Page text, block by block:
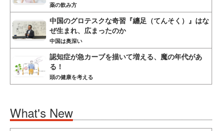
薬の飲み方
中国のグロテスクな奇習『纏足（てんそく）』はな
ぜ生まれ、広まったのか
中国は奥深い
認知症が急カーブを描いて増える、魔の年代があ
る！
頭の健康を考える
What's New